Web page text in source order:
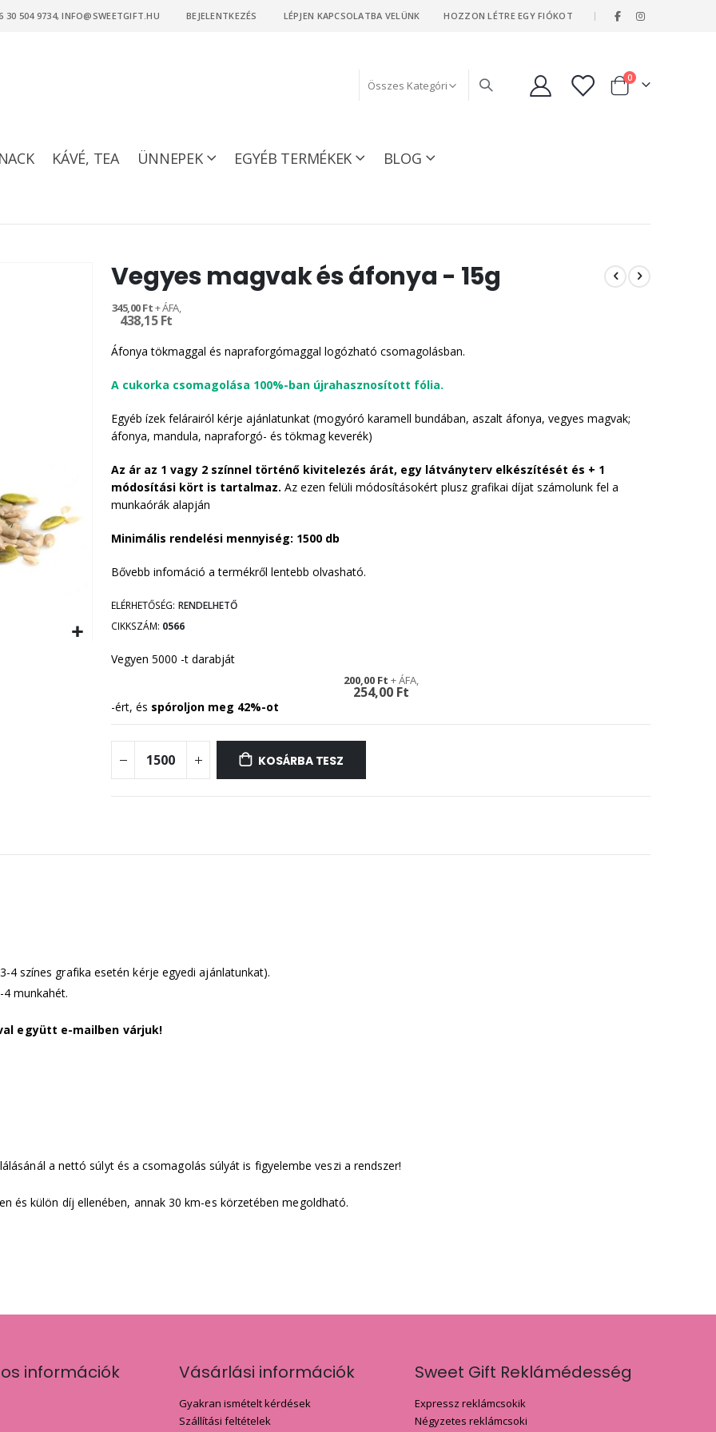
30 504 9734, INFO@SWEETGIFT.HU BEJELENTKEZÉS LÉPJEN KAPCSOLATBA VELÜNK HOZZON LÉTRE EGY FIÓKOT |
Kosár
0tételeket
KÁVÉ, TEA ÜNNEPEK EGYÉB TERMÉKEK BLOG
Vegyes magvak és áfonya - 15g
438,15 Ft
345,00 Ft
Áfonya tökmaggal és napraforgómaggal logózható csomagolásban.
A cukorka csomagolása 100%-ban újrahasznosított fólia.
Egyéb ízek felárairól kérje ajánlatunkat (mogyóró karamell bundában, aszalt áfonya, vegyes magvak;
áfonya, mandula, napraforgó- és tökmag keverék)
Az ár az 1 vagy 2 színnel történő kivitelezés árát, egy látványterv elkészítését és + 1
módosítási kört is tartalmaz.Az ezen felüli módosításokért plusz grafikai díjat számolunk fel a
munkaórák alapján
Minimális rendelési mennyiség: 1500 db
Bővebb infomáció a termékről lentebb olvasható.
ELÉRHETŐSÉG: RENDELHETŐ
CIKKSZÁM 0566
Vegyen 5000 -t darabját
254,00 Ft
200,00 Ft
-ért, és spóroljon meg 42%-ot
KOSÁRBA TESZ
4 színes grafika esetén kérje egyedi ajánlatunkat).
munkahét.
együtt e-mailben várjuk!
a nettó súlyt és a csomagolás súlyát is figyelembe veszi a rendszer!
és külön díj ellenében, annak 30 km-es körzetében megoldható.
információk Vásárlási információk
Gyakran ismételt kérdések
Szállítási feltételek
Sweet Gift Reklámédesség
Expressz reklámcsokik
Négyzetes reklámcsoki